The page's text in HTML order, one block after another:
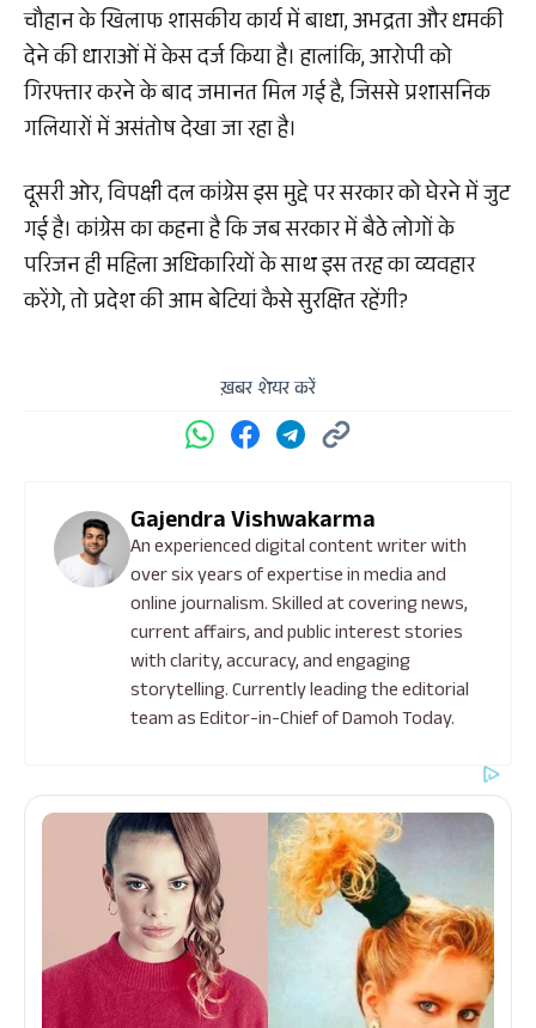
चौहान के खिलाफ शासकीय कार्य में बाधा, अभद्रता और धमकी
देने की धाराओं में केस दर्ज किया है। हालांकि, आरोपी को
गिरफ्तार करने के बाद जमानत मिल गई है, जिससे प्रशासनिक
गलियारों में असंतोष देखा जा रहा है।
दूसरी ओर, विपक्षी दल कांग्रेस इस मुद्दे पर सरकार को घेरने में जुट
गई है। कांग्रेस का कहना है कि जब सरकार में बैठे लोगों के
परिजन ही महिला अधिकारियों के साथ इस तरह का व्यवहार
करेंगे, तो प्रदेश की आम बेटियां कैसे सुरक्षित रहेंगी?
ख़बर शेयर करें
Gajendra Vishwakarma
An experienced digital content writer with
over six years of expertise in media and
online journalism. Skilled at covering news,
current affairs, and public interest stories
with clarity, accuracy, and engaging
storytelling. Currently leading the editorial
team as Editor-in-Chief of Damoh Today.